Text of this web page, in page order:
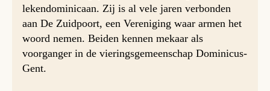
lekendominicaan. Zij is al vele jaren verbonden
aan De Zuidpoort, een Vereniging waar armen het
woord nemen. Beiden kennen mekaar als
voorganger in de vieringsgemeenschap Dominicus-
Gent.